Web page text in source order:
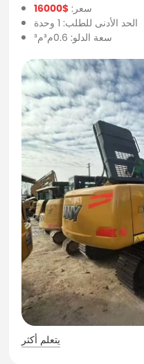
سعر: $16000
الحد الأدنى للطلب: 1 وحدة
سعة الدلو: 0.6م³م³
يتعلم أكثر